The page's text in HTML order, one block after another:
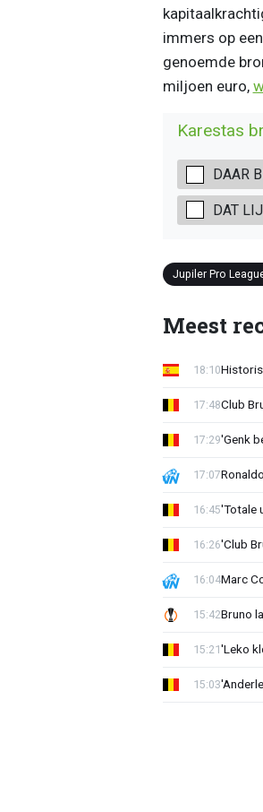
immers op
genoemde
miljoen euro,
Karestas
DAAR
DAT
Jupiler Pro
Meest
18:10
Club
17:48
'Genk
17:29
17:07
'Totale
16:45
'Club
16:26
Marc
16:04
Bruno
15:42
'Leko
15:21
15:03